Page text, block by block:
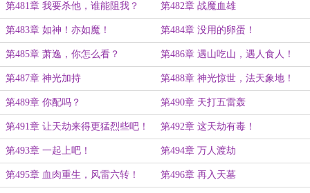
第481章 我要杀他，谁能阻我？ 第482章 战魔血雄
第483章 如神！亦如魔！ 第484章 没用的卵蛋！
第485章 萧逸，你怎么看？ 第486章 遇山吃山，遇人食人！
第487章 神光加持 第488章 神光惊世，法天象地！
第489章 你配吗？ 第490章 天打五雷轰
第491章 让天劫来得更猛烈些吧！ 第492章 这天劫有毒！
第493章 一起上吧！ 第494章 万人渡劫
第495章 血肉重生，风雷六转！ 第496章 再入天墓